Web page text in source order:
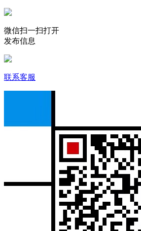
微信扫一扫打开
发布信息
联系客服